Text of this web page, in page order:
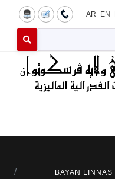
EN
AR
for results.
BAYAN